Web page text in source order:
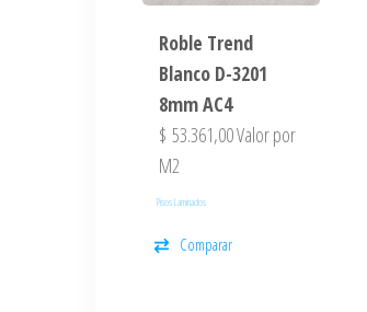
Roble Trend
Blanco D-3201
8mm AC4
$ 53.361,00Valor por
M2
Pisos Laminados
Comparar